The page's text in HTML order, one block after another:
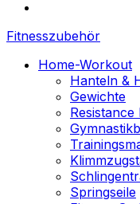
Fitnesszubehör
Home-Workout
Hanteln &
Gewichte
Springseile